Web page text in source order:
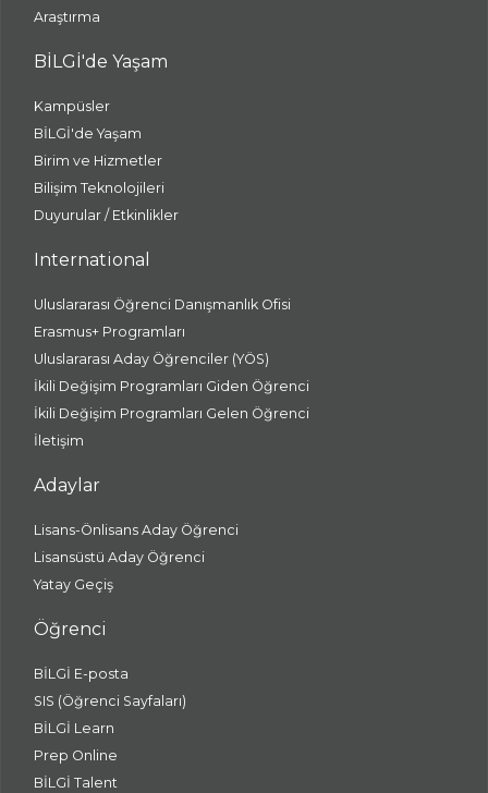
Araştırma
BİLGİ'de Yaşam
Kampüsler
BİLGİ'de Yaşam
Birim ve Hizmetler
Bilişim Teknolojileri
Duyurular / Etkinlikler
International
Uluslararası Öğrenci Danışmanlık Ofisi
Erasmus+ Programları
Uluslararası Aday Öğrenciler (YÖS)
İkili Değişim Programları Giden Öğrenci
İkili Değişim Programları Gelen Öğrenci
İletişim
Adaylar
Lisans-Önlisans Aday Öğrenci
Lisansüstü Aday Öğrenci
Yatay Geçiş
Öğrenci
BİLGİ E-posta
SIS (Öğrenci Sayfaları)
BİLGİ Learn
Prep Online
BİLGİ Talent